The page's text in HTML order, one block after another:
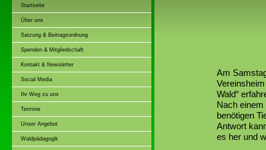
Startseite
Über uns
Satzung & Beitragsordnung
Spenden & Mitgliedschaft
Kontakt & Newsletter
Social Media
Ihr Weg zu uns
Termine
Unser Angebot
Waldpädagogik
Am
Wald“
Nach
benötigen
Antwort
es her und